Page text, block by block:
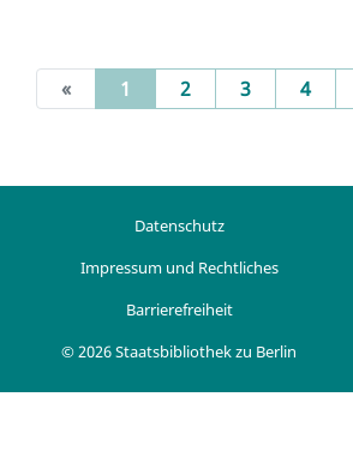
« 1 (current)
2 3 4
Datenschutz
Impressum und Rechtliches
Barrierefreiheit
© 2026 Staatsbibliothek zu Berlin